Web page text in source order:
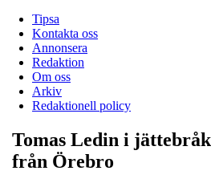
Tipsa
Kontakta oss
Annonsera
Redaktion
Om oss
Arkiv
Redaktionell policy
Tomas Ledin i
från Örebro